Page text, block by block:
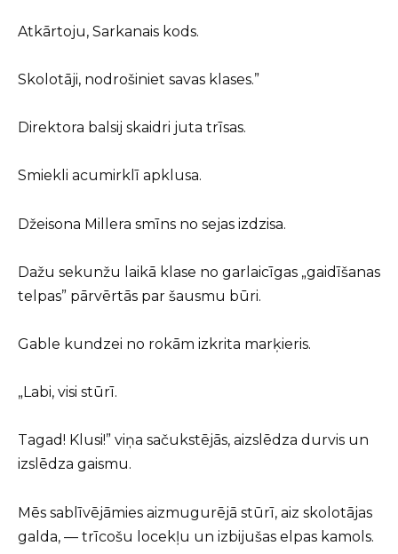
Atkārtoju, Sarkanais kods.
Skolotāji, nodrošiniet savas klases.”
Direktora balsij skaidri juta trīsas.
Smiekli acumirklī apklusa.
Džeisona Millera smīns no sejas izdzisa.
Dažu sekunžu laikā klase no garlaicīgas „gaidīšanas
telpas” pārvērtās par šausmu būri.
Gable kundzei no rokām izkrita marķieris.
„Labi, visi stūrī.
Tagad! Klusi!” viņa sačukstējās, aizslēdza durvis un
izslēdza gaismu.
Mēs sablīvējāmies aizmugurējā stūrī, aiz skolotājas
galda, — trīcošu locekļu un izbijušas elpas kamols.